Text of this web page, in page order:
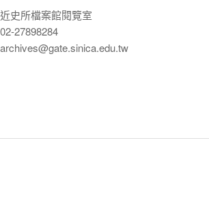
近史所檔案館閱覽室
02-27898284
archives@gate.sinica.edu.tw